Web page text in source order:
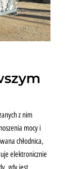
z nim
mocy i
chłodnica,
elektronicznie